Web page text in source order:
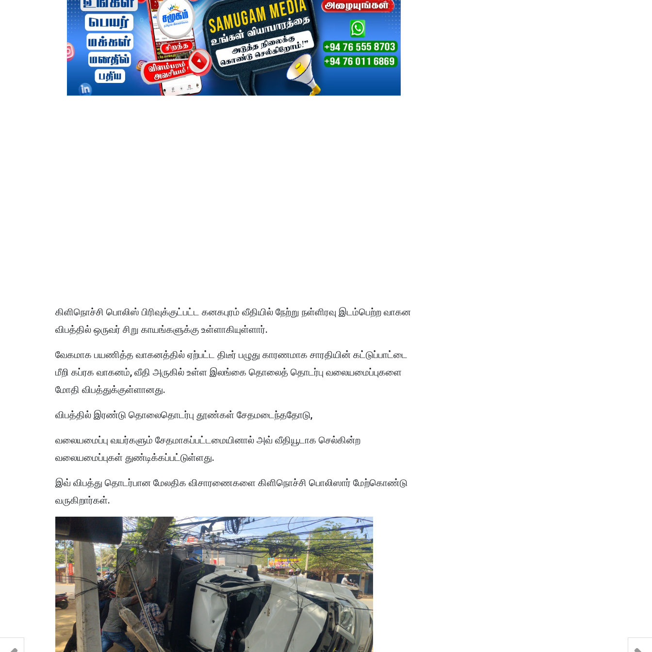
கிளிநொச்சி பொலிஸ் பிரிவுக்குட்பட்ட கனகபுரம் வீதியில் நேற்று நள்ளிரவு இடம்பெற்ற வாகன
விபத்தில் ஒருவர் சிறு காயங்களுக்கு உள்ளாகியுள்ளார்.
வேகமாக பயணித்த வாகனத்தில் ஏற்பட்ட திடீர் பழுது காரணமாக சாரதியின் கட்டுப்பாட்டை
மீறி கப்ரக வாகனம், வீதி அருகில் உள்ள இலங்கை தொலைத் தொடர்பு வலையமைப்புகளை
மோதி விபத்துக்குள்ளானது.
விபத்தில் இரண்டு தொலைதொடர்பு தூண்கள் சேதமடைந்ததோடு,
வலையமைப்பு வயர்களும் சேதமாகப்பட்டமையினால் அவ் வீதியூடாக செல்கின்ற
வலையமைப்புகள் துண்டிக்கப்பட்டுள்ளது.
இவ் விபத்து தொடர்பான மேலதிக விசாரணைகளை கிளிநொச்சி பொலிஸார் மேற்கொண்டு
வருகிறார்கள்.